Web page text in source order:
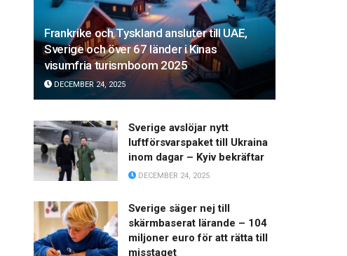
Frankrike och Tyskland ansluter till UAE,
Sverige och över 67 länder i Kinas
visumfria turismboom 2025
DECEMBER 24, 2025
Sverige avslöjar nytt
luftförsvarspaket till Ukraina
inom dagar – Kyiv bekräftar
DECEMBER 24, 2025
Sverige säger nej till
skärmbaserat lärande – 104
miljoner euro för att rätta till
misstaget